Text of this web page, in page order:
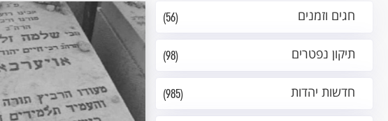
(56) חגים וזמנים
(98) תיקון נפטרים
(985) חדשות יהדות